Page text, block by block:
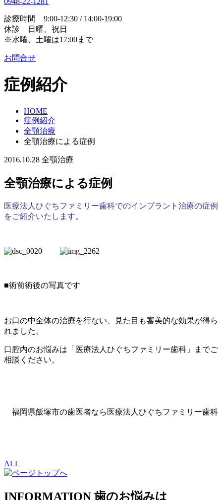
診療時間 9:00-12:30 / 14:00-19:00
休診 日曜、祝日
※水曜、土曜は17:00まで
お問合せ
症例紹介
HOME
症例紹介
全顎治療
全顎治療による症例
2016.10.28 全顎治療
全顎治療による症例
医療法人ひぐちファミリー歯科でのインプラント治療の症例
をご紹介いたします。
■術前術後の写真です
お口の中全体の治療を行ない、見た目も審美的な効果が得ら
れました。
口腔内のお悩みは「医療法人ひぐちファミリー歯科」までご
相談ください。
福岡県飯塚市の歯医者なら医療法人ひぐちファミリー歯科
ALL
INFORMATION 歯のお悩みは